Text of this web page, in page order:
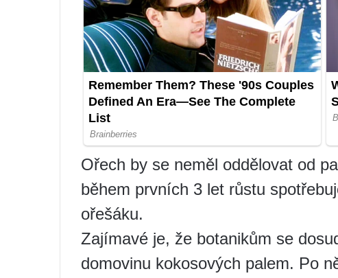
Ořech by se neměl oddělovat od
během prvních 3 let růstu
ořešáku.
Zajímavé je, že botanikům se
domovinu kokosových palem. Po